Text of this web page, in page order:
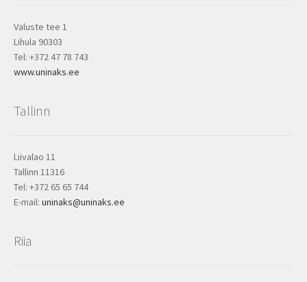
Valuste tee 1
Lihula 90303
Tel: +372 47 78 743
www.uninaks.ee
Tallinn
Liivalao 11
Tallinn 11316
Tel: +372 65 65 744
E-mail: uninaks@uninaks.ee
Riia